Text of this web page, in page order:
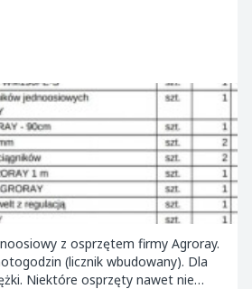
z osprzętem firmy Agroray.
(licznik wbudowany). Dla
Niektóre osprzęty nawet nie